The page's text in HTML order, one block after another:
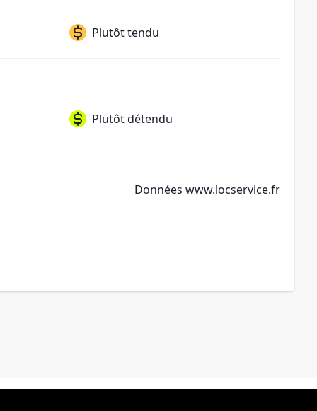
Plutôt tendu
Plutôt détendu
Données www.locservice.fr